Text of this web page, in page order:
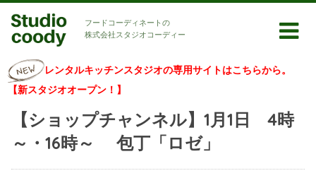
フードコーディネートの
株式会社スタジオコーディー
レンタルキッチンスタジオの専用サイトはこちらから。
【新スタジオオープン！】
【ショップチャンネル】1月1日 4時
～・16時～ 包丁「ロゼ」